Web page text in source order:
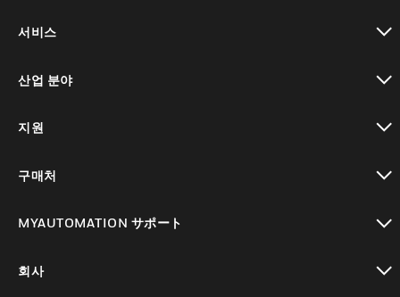
서비스
산업 분야
지원
구매처
MYAUTOMATION サポート
회사